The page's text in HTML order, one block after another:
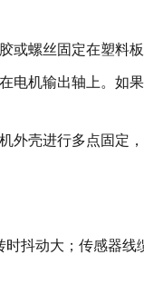
或螺丝固定在塑料
电机输出轴上。如
外壳进行多点固定
时抖动大；传感器线